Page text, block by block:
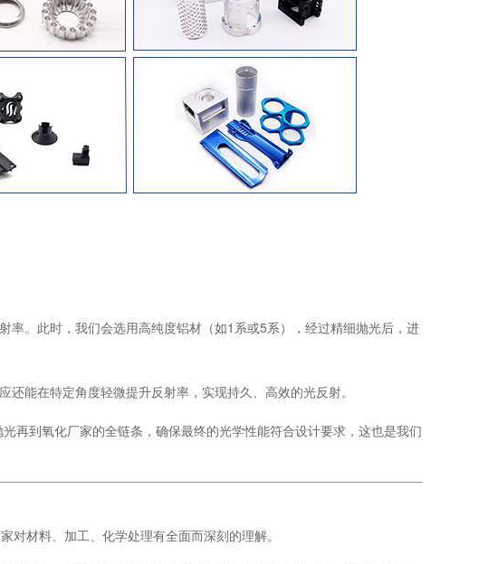
率。此时，我们会选用高纯度铝材（如1系或5系），经过精细抛光后，进
能在特定角度轻微提升反射率，实现持久、高效的光反射。
再到氧化厂家的全链条，确保最终的光学性能符合设计要求，这也是我们
材料、加工、化学处理有全面而深刻的理解。